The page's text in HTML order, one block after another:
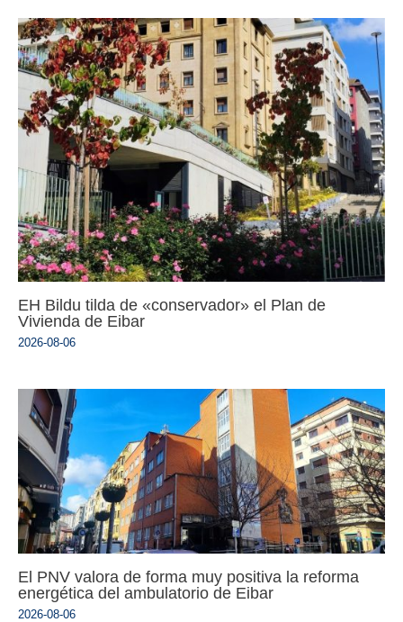
EH Bildu tilda de «conservador» el Plan de
Vivienda de Eibar
2026-08-06
El PNV valora de forma muy positiva la reforma
energética del ambulatorio de Eibar
2026-08-06